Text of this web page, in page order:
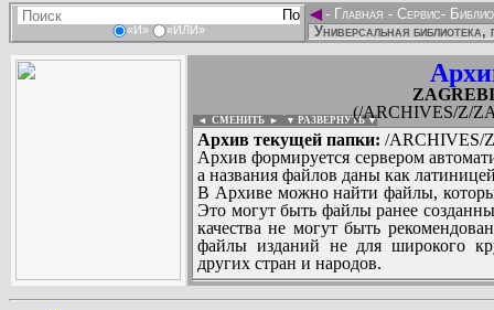
«И» «ИЛИ»
◄- Главная - Сервис-
Универсальная библиотека,
(/ARCHIVES/Z/
◄ СМЕНИТЬ ► ▼ РАЗВЕРНУТЬ ▼
Архив текущей папки: /ARCHIVES/
Архив формируется сервером
а названия файлов даны как
В Архиве можно найти файлы,
Это могут быть файлы ранее
качества не могут быть
файлы изданий не для широкого
других стран и народов.